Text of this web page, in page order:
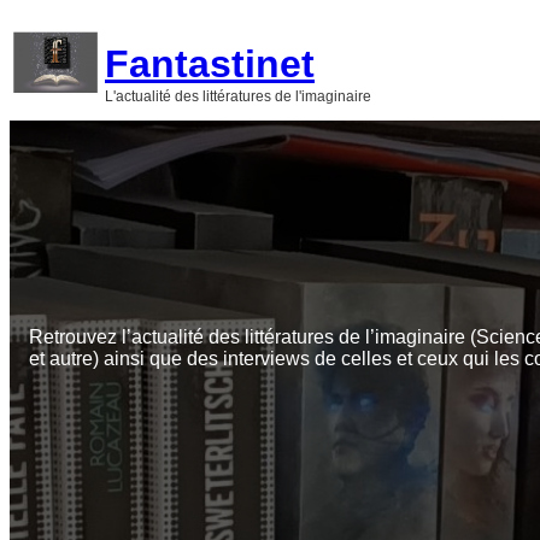
contenu
Fantastinet
L'actualité des littératures de l'imaginaire
Retrouvez l’actualité des littératures de l’imaginaire
et autre) ainsi que des interviews de celles et ceux qui les